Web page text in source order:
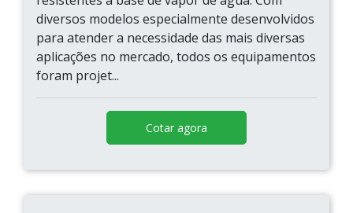
diversos modelos especialmente desenvolvidos
para atender a necessidade das mais diversas
aplicações no mercado, todos os equipamentos
foram projet...
Cotar agora